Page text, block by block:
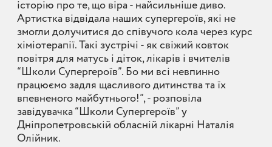
історію про те, що віра - найсильніше диво.
Артистка відвідала наших супергероїв, які не
змогли долучитися до співучого кола через курс
хіміотерапії. Такі зустрічі - як свіжий ковток
повітря для матусь і діток, лікарів і вчителів
“Школи Супергероїв”. Бо ми всі невпинно
працюємо задля щасливого дитинства та їх
впевненого майбутнього!”, - розповіла
завідувачка “Школи Супергероїв” у
Дніпропетровській обласній лікарні Наталія
Олійник.